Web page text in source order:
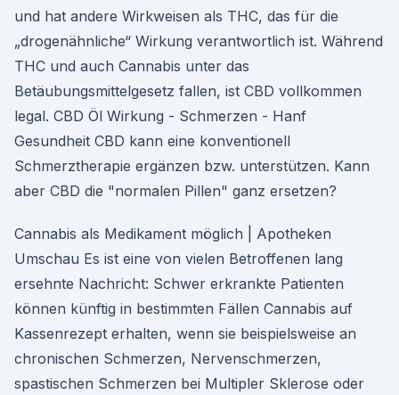
und hat andere Wirkweisen als THC, das für die
„drogenähnliche“ Wirkung verantwortlich ist. Während
THC und auch Cannabis unter das
Betäubungsmittelgesetz fallen, ist CBD vollkommen
legal. CBD Öl Wirkung - Schmerzen - Hanf
Gesundheit CBD kann eine konventionell
Schmerztherapie ergänzen bzw. unterstützen. Kann
aber CBD die "normalen Pillen" ganz ersetzen?
Cannabis als Medikament möglich | Apotheken
Umschau Es ist eine von vielen Betroffenen lang
ersehnte Nachricht: Schwer erkrankte Patienten
können künftig in bestimmten Fällen Cannabis auf
Kassenrezept erhalten, wenn sie beispielsweise an
chronischen Schmerzen, Nervenschmerzen,
spastischen Schmerzen bei Multipler Sklerose oder